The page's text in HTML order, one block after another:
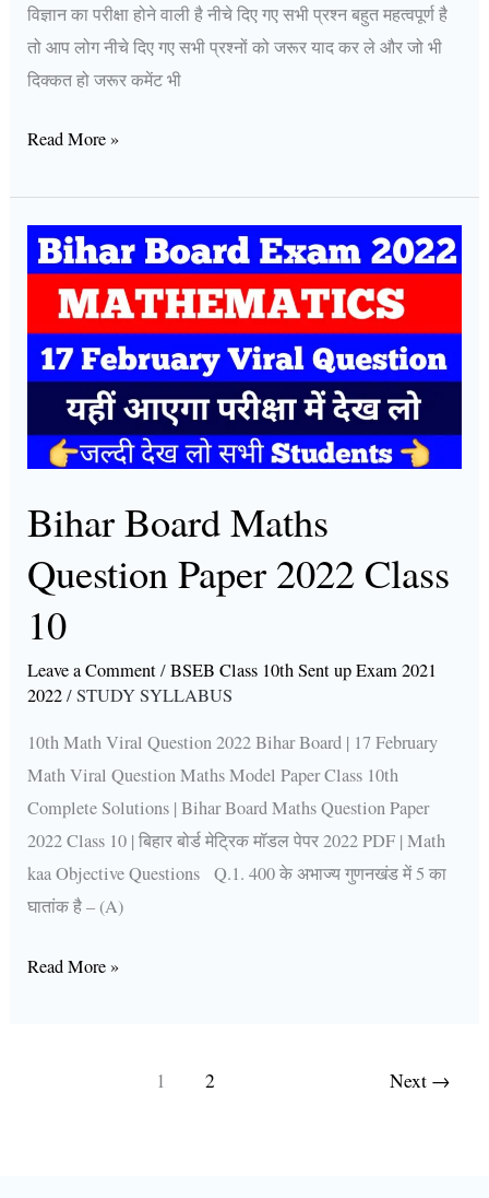
विज्ञान का परीक्षा होने वाली है नीचे दिए गए सभी प्रश्न बहुत महत्वपूर्ण है
तो आप लोग नीचे दिए गए सभी प्रश्नों को जरूर याद कर ले और जो भी
दिक्कत हो जरूर कमेंट भी
Read More »
Bihar Board Maths
Question Paper 2022 Class
10
Leave a Comment/BSEB Class 10th Sent up Exam 2021
2022/STUDY SYLLABUS
10th Math Viral Question 2022 Bihar Board | 17 February
Math Viral Question Maths Model Paper Class 10th
Complete Solutions | Bihar Board Maths Question Paper
2022 Class 10 | बिहार बोर्ड मेट्रिक मॉडल पेपर 2022 PDF | Math
kaa Objective Questions Q.1. 400 के अभाज्य गुणनखंड में 5 का
घातांक है – (A)
Bihar
Board
Maths
Question
Paper
Class
10
Read More »
1 2 Next →